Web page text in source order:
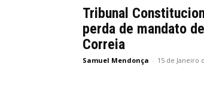
Tribunal
perda de mandato
Correia
Samuel Mendonça - 15 de Janeiro